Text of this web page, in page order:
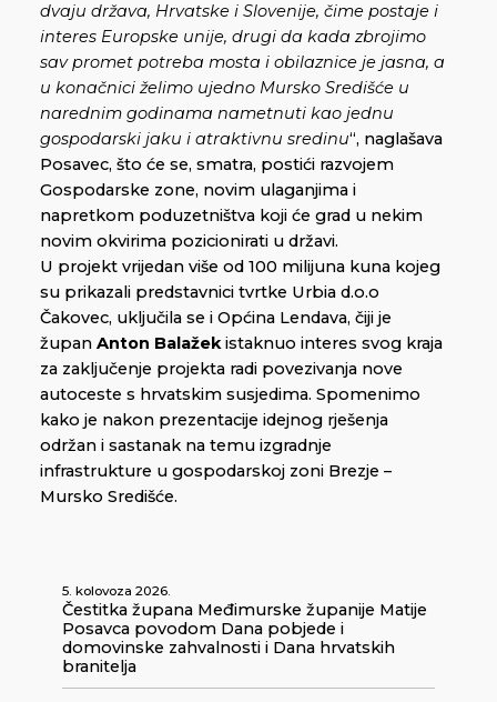
dvaju država, Hrvatske i Slovenije, čime postaje i
interes Europske unije, drugi da kada zbrojimo
sav promet potreba mosta i obilaznice je jasna, a
u konačnici želimo ujedno Mursko Središće u
narednim godinama nametnuti kao jednu
gospodarski jaku i atraktivnu sredinu“, naglašava
Posavec, što će se, smatra, postići razvojem
Gospodarske zone, novim ulaganjima i
napretkom poduzetništva koji će grad u nekim
novim okvirima pozicionirati u državi.
U projekt vrijedan više od 100 milijuna kuna kojeg
su prikazali predstavnici tvrtke Urbia d.o.o
Čakovec, uključila se i Općina Lendava, čiji je
župan Anton Balažekistaknuo interes svog kraja
za zaključenje projekta radi povezivanja nove
autoceste s hrvatskim susjedima. Spomenimo
kako je nakon prezentacije idejnog rješenja
održan i sastanak na temu izgradnje
infrastrukture u gospodarskoj zoni Brezje –
Mursko Središće.
5. kolovoza 2026.
Čestitka župana Međimurske županije Matije
Posavca povodom Dana pobjede i
domovinske zahvalnosti i Dana hrvatskih
branitelja